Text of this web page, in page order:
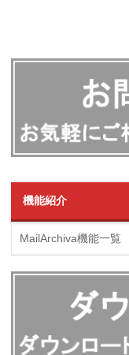
機能紹介
MailArchiva機能一覧